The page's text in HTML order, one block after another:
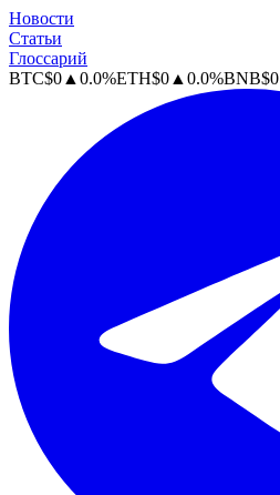
Новости
Статьи
Глоссарий
BTC$0 ▲ 0.0%ETH$0 ▲ 0.0%BNB$0